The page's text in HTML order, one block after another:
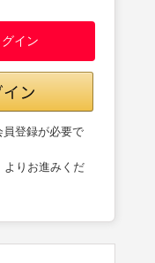
イン
登録が必要で
よりお進みくだ